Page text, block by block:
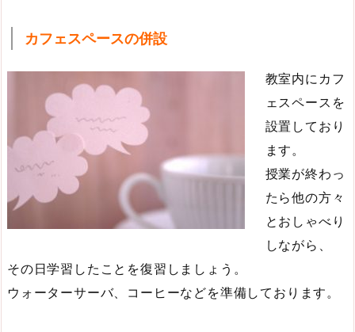
カフェスペースの併設
教室内にカフ
ェスペースを
設置しており
ます。
授業が終わっ
たら他の方々
とおしゃべり
しながら、
その日学習したことを復習しましょう。
ウォーターサーバ、コーヒーなどを準備しております。